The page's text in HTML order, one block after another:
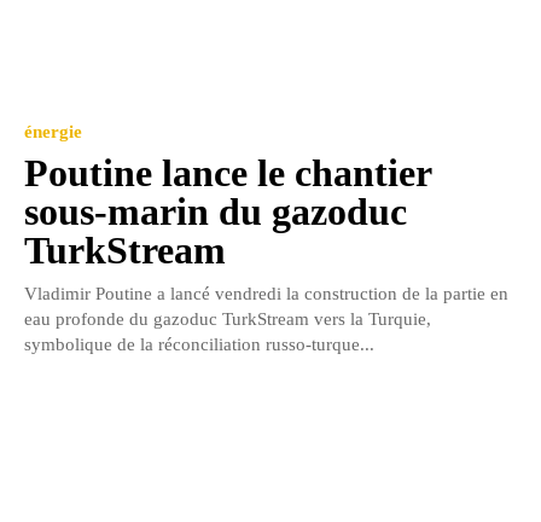
énergie
Poutine lance le chantier
sous-marin du gazoduc
TurkStream
Vladimir Poutine a lancé vendredi la construction de la partie en
eau profonde du gazoduc TurkStream vers la Turquie,
symbolique de la réconciliation russo-turque...